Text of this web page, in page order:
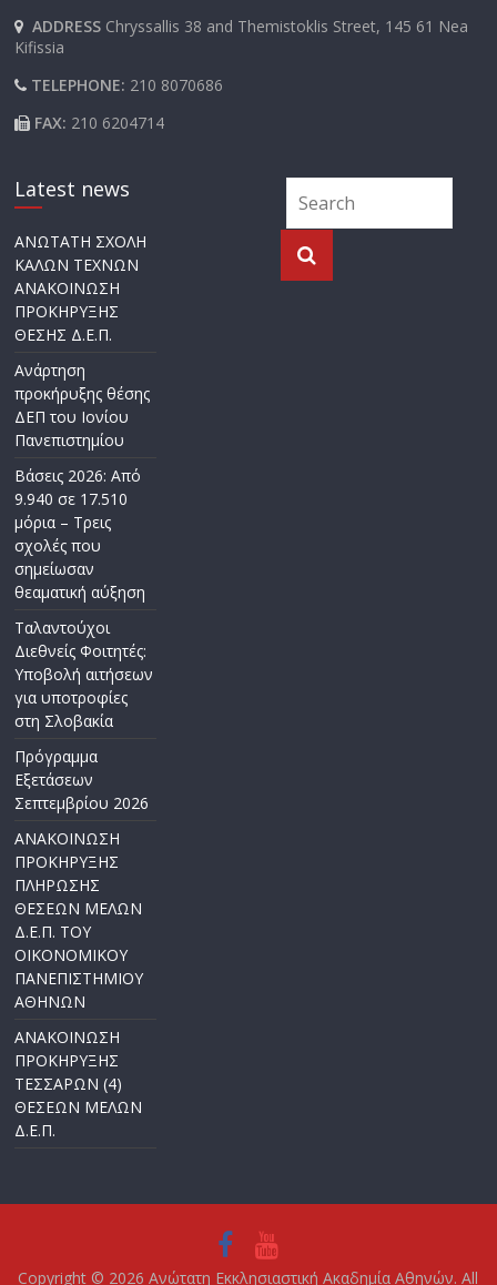
ADDRESS Chryssallis 38 and Themistoklis Street, 145 61 Nea
Kifissia
TELEPHONE: 210 8070686
FAX: 210 6204714
Latest news
ΑΝΩΤΑΤΗ ΣΧΟΛΗ
ΚΑΛΩΝ ΤΕΧΝΩΝ
ΑΝΑΚΟΙΝΩΣΗ
ΠΡΟΚΗΡΥΞΗΣ
ΘΕΣΗΣ Δ.Ε.Π.
Ανάρτηση
προκήρυξης θέσης
ΔΕΠ του Ιονίου
Πανεπιστημίου
Βάσεις 2026: Από
9.940 σε 17.510
μόρια – Τρεις
σχολές που
σημείωσαν
θεαματική αύξηση
Ταλαντούχοι
Διεθνείς Φοιτητές:
Υποβολή αιτήσεων
για υποτροφίες
στη Σλοβακία
Πρόγραμμα
Εξετάσεων
Σεπτεμβρίου 2026
ΑΝΑΚΟΙΝΩΣΗ
ΠΡΟΚΗΡΥΞΗΣ
ΠΛΗΡΩΣΗΣ
ΘΕΣΕΩΝ ΜΕΛΩΝ
Δ.Ε.Π. ΤΟΥ
ΟΙΚΟΝΟΜΙΚΟΥ
ΠΑΝΕΠΙΣΤΗΜΙΟΥ
ΑΘΗΝΩΝ
ΑΝΑΚΟΙΝΩΣΗ
ΠΡΟΚΗΡΥΞΗΣ
ΤΕΣΣΑΡΩΝ (4)
ΘΕΣΕΩΝ ΜΕΛΩΝ
Δ.Ε.Π.
Copyright © 2026Ανώτατη Εκκλησιαστική Ακαδημία Αθηνών. All